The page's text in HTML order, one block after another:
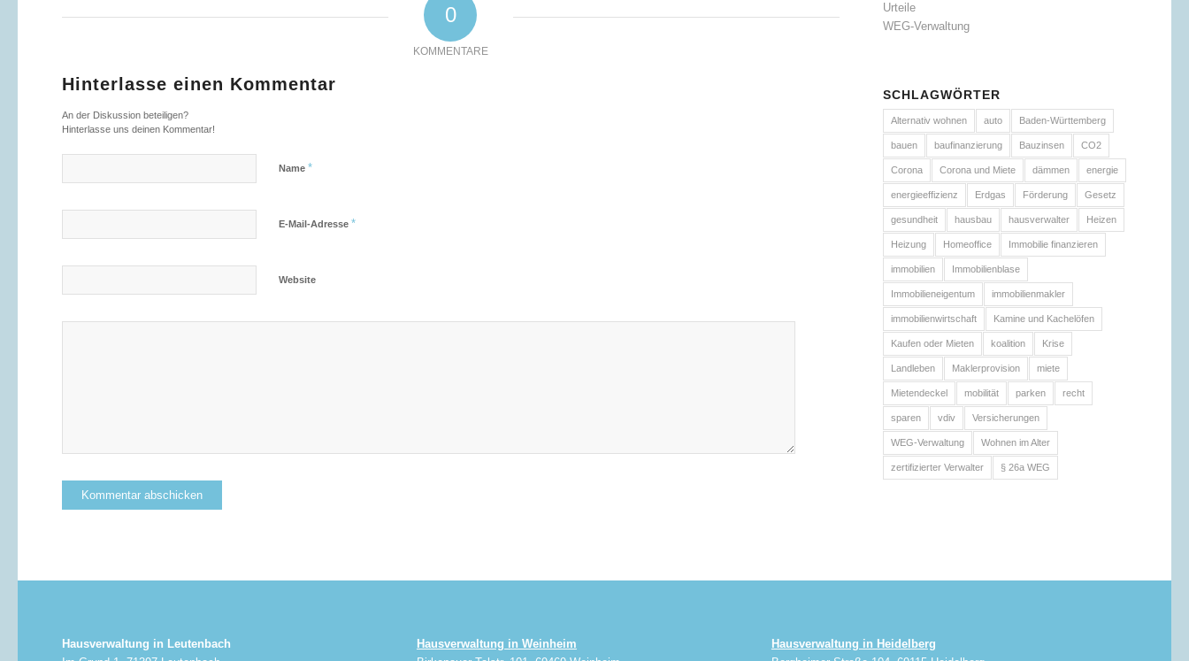
0
KOMMENTARE
Hinterlasse einen Kommentar
An der Diskussion beteiligen?
Hinterlasse uns deinen Kommentar!
Name *
E-Mail-Adresse *
Website
Urteile
WEG-Verwaltung
SCHLAGWÖRTER
Alternativ wohnen auto Baden-Württemberg
bauen baufinanzierung Bauzinsen CO2
Corona Corona und Miete dämmen energie
energieeffizienz Erdgas Förderung Gesetz
gesundheit hausbau hausverwalter Heizen
Heizung Homeoffice Immobilie finanzieren
immobilien Immobilienblase
Immobilieneigentum immobilienmakler
immobilienwirtschaft Kamine und Kachelöfen
Kaufen oder Mieten koalition Krise
Landleben Maklerprovision miete
Mietendeckel mobilität parken recht
sparen vdiv Versicherungen
WEG-Verwaltung Wohnen im Alter
zertifizierter Verwalter § 26a WEG
Hausverwaltung in Leutenbach
Hausverwaltung in Weinheim
Hausverwaltung in Heidelberg